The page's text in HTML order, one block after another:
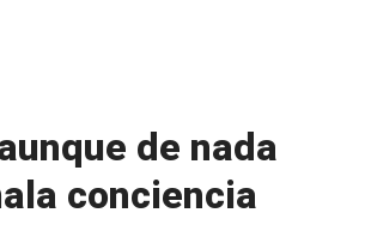
de nada
conciencia